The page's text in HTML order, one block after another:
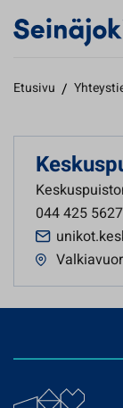
Etusivu /
044 425 5627